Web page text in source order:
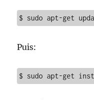
$ sudo apt-get
Puis:
$ sudo apt-get